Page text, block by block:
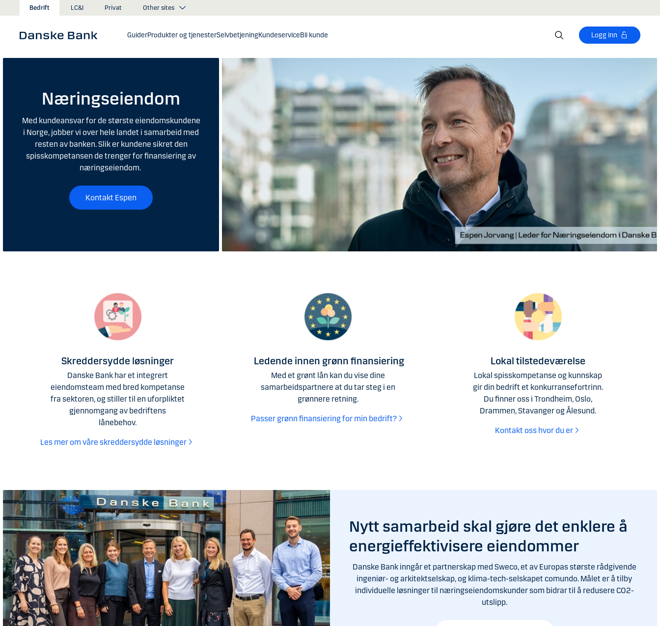
Gå til hovedinnhold
Bedrift LC&I Privat Other sites
GuiderProdukter og tjenesterSelvbetjeningKundeserviceBli kunde Logg inn
Næringseiendom
Med kundeansvar for de største eiendomskundene
i Norge, jobber vi over hele landet i samarbeid med
resten av banken. Slik er kundene sikret den
spisskompetansen de trenger for finansiering av
næringseiendom.
Kontakt Espen
Skreddersydde løsninger
Danske Bank har et integrert
eiendomsteam med bred kompetanse
fra sektoren, og stiller til en uforpliktet
gjennomgang av bedriftens
lånebehov.
Les mer om våre skreddersydde løsninger
Ledende innen grønn finansiering
Med et grønt lån kan du vise dine
samarbeidspartnere at du tar steg i en
grønnere retning.
Passer grønn finansiering for min bedrift?
Lokal tilstedeværelse
Lokal spisskompetanse og kunnskap
gir din bedrift et konkurransefortrinn.
Du finner oss i Trondheim, Oslo,
Drammen, Stavanger og Ålesund.
Kontakt oss hvor du er
Nytt samarbeid skal gjøre det enklere å
energieffektivisere eiendommer
Danske Bank inngår et partnerskap med Sweco, et av Europas største rådgivende
ingeniør- og arkitektselskap, og klima-tech-selskapet comundo. Målet er å tilby
individuelle løsninger til næringseiendomskunder som bidrar til å redusere CO2-
utslipp.